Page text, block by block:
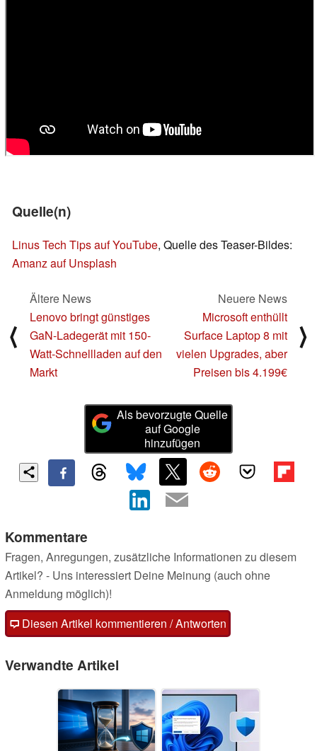
Quelle(n)
Linus Tech Tips auf YouTube, Quelle des Teaser-Bildes:
Amanz auf Unsplash
⟨
Ältere News
Lenovo bringt günstiges
GaN-Ladegerät mit 150-
Watt-Schnellladen auf den
Markt
Neuere News
Microsoft enthüllt
Surface Laptop 8 mit
vielen Upgrades, aber
Preisen bis 4.199€
⟩
Als bevorzugte Quelle
auf Google
hinzufügen
Kommentare
Fragen, Anregungen, zusätzliche Informationen zu diesem
Artikel? - Uns interessiert Deine Meinung (auch ohne
Anmeldung möglich)!
Diesen Artikel kommentieren / Antworten
Verwandte Artikel